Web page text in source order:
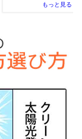
もっと見る »